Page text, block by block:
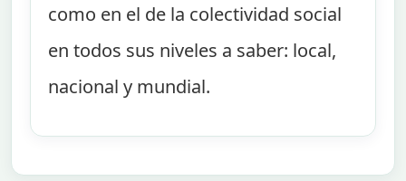
como en el de la colectividad social
en todos sus niveles a saber: local,
nacional y mundial.